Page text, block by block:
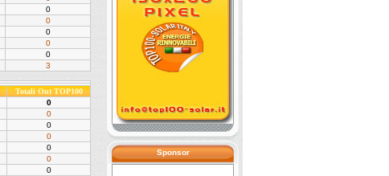
0
0
0
0
0
3
Totali Out TOP100
0
0
0
0
0
0
0
Sponsor